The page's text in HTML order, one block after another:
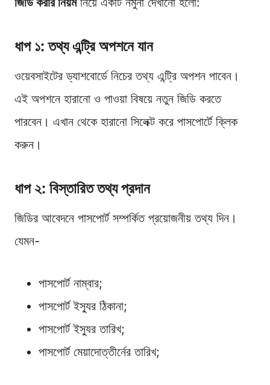
ধাপ ১: তথ্য এন্ট্রি অপশনে যান
ওয়েবসাইটের ড্যাশবোর্ডে নিচের তথ্য এন্ট্রি অপশন পাবেন।
এই অপশনে হারানো ও পাওয়া বিষয়ে নতুন জিডি করতে
পারবেন। এখান থেকে হারানো সিলেক্ট করে পাসপোর্টে ক্লিক
করুন।
ধাপ ২: বিস্তারিত তথ্য প্রদান
জিডির আবেদনে পাসপোর্ট সম্পর্কিত প্রয়োজনীয় তথ্য দিন।
যেমন-
পাসপোর্ট নাম্বার;
পাসপোর্ট ইস্যুর ঠিকানা;
পাসপোর্ট ইস্যুর তারিখ;
পাসপোর্ট মেয়াদোত্তীর্নের তারিখ;